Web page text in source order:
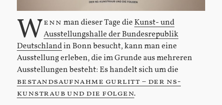
Wenn man dieser Tage die Kunst- und
Ausstellungshalle der Bundesrepublik
Deutschlandin Bonn besucht, kann man eine
Ausstellung erleben, die im Grunde aus mehreren
Ausstellungen besteht: Es handelt sich um die
bestandsaufnahme gurlitt – der ns-
kunstraub und die folgen.